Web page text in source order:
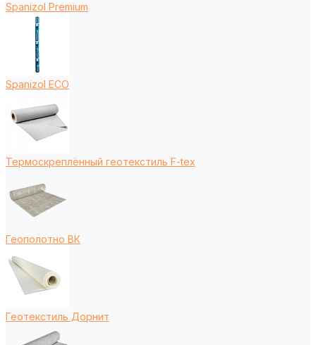
Spanizol Premium
Spanizol ECO
Термоскреплённый геотекстиль F-tex
Геополотно ВК
Геотекстиль Дорнит